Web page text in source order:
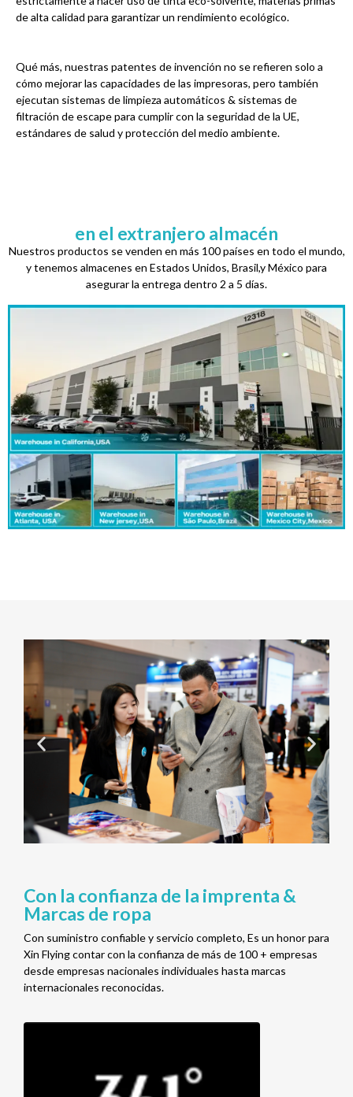
de alta calidad para garantizar un rendimiento ecológico.
Qué más, nuestras patentes de invención no se refieren solo a
cómo mejorar las capacidades de las impresoras, pero también
ejecutan sistemas de limpieza automáticos & sistemas de
filtración de escape para cumplir con la seguridad de la UE,
estándares de salud y protección del medio ambiente.
en el extranjero almacén
Nuestros productos se venden en más 100 países en todo el mundo,
y tenemos almacenes en Estados Unidos, Brasil,y México para
asegurar la entrega dentro 2 a 5 días.
Con la confianza de la imprenta &
Marcas de ropa
Con suministro confiable y servicio completo, Es un honor para
Xin Flying contar con la confianza de más de 100 + empresas
desde empresas nacionales individuales hasta marcas
internacionales reconocidas.